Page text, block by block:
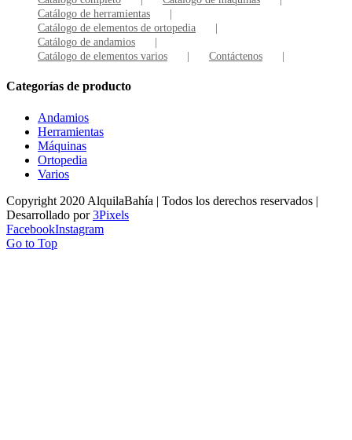
Catálogo de herramientas
Catálogo de elementos de ortopedia
Catálogo de andamios
Catálogo de elementos varios
Contáctenos
Categorías de producto
Andamios
Herramientas
Máquinas
Ortopedia
Varios
Copyright 2020 AlquilaBahía | Todos los derechos reservados |
Desarrollado por3Pixels
FacebookInstagram
Go to Top